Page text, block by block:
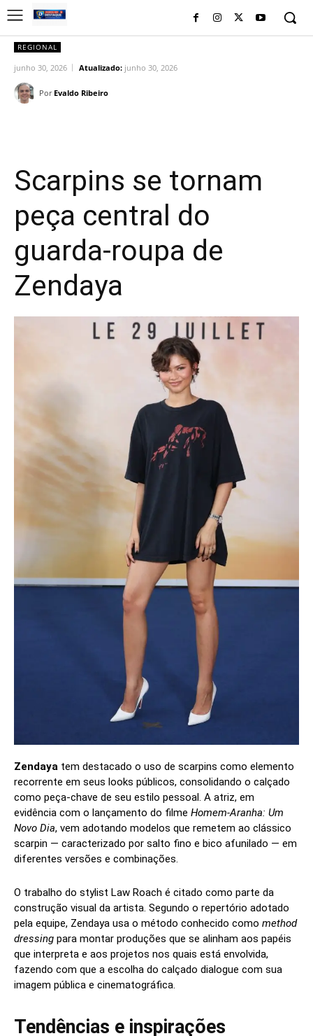
REGIONAL
junho 30, 2026 Atualizado: junho 30, 2026
Por Evaldo Ribeiro
Scarpins se tornam
peça central do
guarda-roupa de
Zendaya
Zendaya tem destacado o uso de scarpins como elemento
recorrente em seus looks públicos, consolidando o calçado
como peça-chave de seu estilo pessoal. A atriz, em
evidência com o lançamento do filme Homem-Aranha: Um
Novo Dia, vem adotando modelos que remetem ao clássico
scarpin — caracterizado por salto fino e bico afunilado — em
diferentes versões e combinações.
O trabalho do stylist Law Roach é citado como parte da
construção visual da artista. Segundo o repertório adotado
pela equipe, Zendaya usa o método conhecido como method
dressing para montar produções que se alinham aos papéis
que interpreta e aos projetos nos quais está envolvida,
fazendo com que a escolha do calçado dialogue com sua
imagem pública e cinematográfica.
Tendências e inspirações